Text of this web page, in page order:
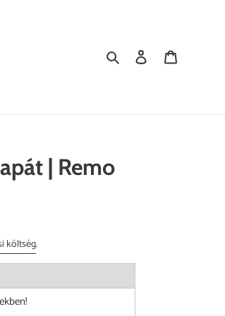
Keresés Bejelentkezés
| Remo
költség.